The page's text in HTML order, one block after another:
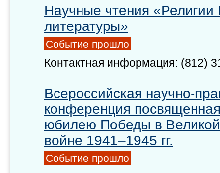
Научные чтения «Религии
литературы»
Событие прошло
Контактная информация: (812)
Всероссийская научно-
конференция
юбилею Победы в
войне 1941–1945 гг.
Событие прошло